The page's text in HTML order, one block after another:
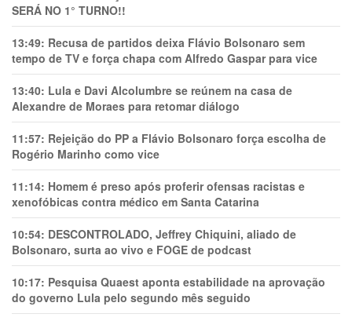
SERÁ NO 1° TURNO!!
13:49: Recusa de partidos deixa Flávio Bolsonaro sem
tempo de TV e força chapa com Alfredo Gaspar para vice
13:40: Lula e Davi Alcolumbre se reúnem na casa de
Alexandre de Moraes para retomar diálogo
11:57: Rejeição do PP a Flávio Bolsonaro força escolha de
Rogério Marinho como vice
11:14: Homem é preso após proferir ofensas racistas e
xenofóbicas contra médico em Santa Catarina
10:54: DESCONTROLADO, Jeffrey Chiquini, aliado de
Bolsonaro, surta ao vivo e FOGE de podcast
10:17: Pesquisa Quaest aponta estabilidade na aprovação
do governo Lula pelo segundo mês seguido